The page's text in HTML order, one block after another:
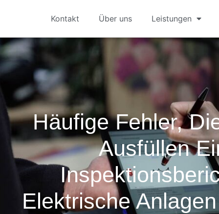
Kontakt Über uns Leistungen
Häufige Fehler,
Ausfüllen
Elektrische